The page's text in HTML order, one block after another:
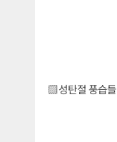
▨성탄절 풍습들